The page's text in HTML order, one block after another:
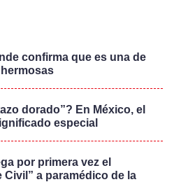
confirma que es una de
dorado”? En México, el
especial
por primera vez el
Civil” a paramédico de la